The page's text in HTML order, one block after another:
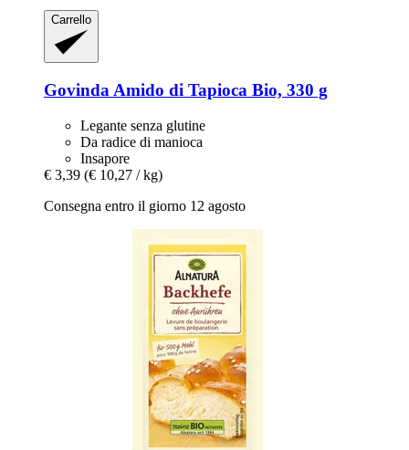
Carrello
Govinda Amido di Tapioca Bio, 330 g
Legante senza glutine
Da radice di manioca
Insapore
€ 3,39 (€ 10,27 / kg)
Consegna entro il giorno 12 agosto